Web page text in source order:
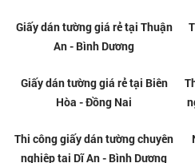
Giấy dán tường Hàn Quốc giá rẻ